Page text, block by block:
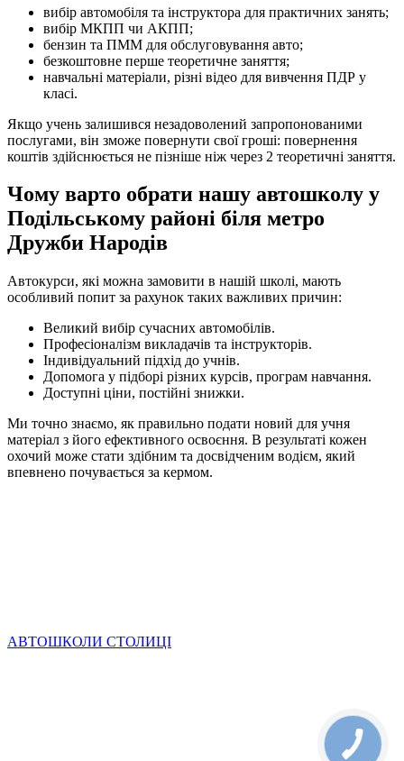
вибір автомобіля та інструктора для практичних занять;
вибір МКПП чи АКПП;
бензин та ПММ для обслуговування авто;
безкоштовне перше теоретичне заняття;
навчальні матеріали, різні відео для вивчення ПДР у
класі.
Якщо учень залишився незадоволений запропонованими
послугами, він зможе повернути свої гроші: повернення
коштів здійснюється не пізніше ніж через 2 теоретичні заняття.
Чому варто обрати нашу автошколу у
Подільському районі біля метро
Дружби Народів
Автокурси, які можна замовити в нашій школі, мають
особливий попит за рахунок таких важливих причин:
Великий вибір сучасних автомобілів.
Професіоналізм викладачів та інструкторів.
Індивідуальний підхід до учнів.
Допомога у підборі різних курсів, програм навчання.
Доступні ціни, постійні знижки.
Ми точно знаємо, як правильно подати новий для учня
матеріал з його ефективного освоєння. В результаті кожен
охочий може стати здібним та досвідченим водієм, який
впевнено почувається за кермом.
АВТОШКОЛИ СТОЛИЦІ